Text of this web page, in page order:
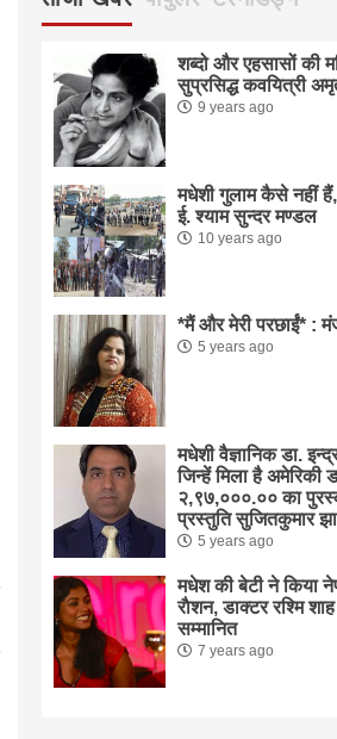
शब्दो और एहसासों की
सुप्रसिद्ध कवयित्री
9 years ago
मधेशी गुलाम कैसे नहीं
ई. श्याम सुन्दर मण्डल
10 years ago
*मैं और मेरी परछाईं* :
5 years ago
मधेशी वैज्ञानिक डा.
जिन्हें मिला है अमेरिकी
२,९७,०००.०० का
प्रस्तुति सुजितकुमार झा
5 years ago
मधेश की बेटी ने किया
राैशन, डाक्टर रश्मि शाह
सम्मानित
7 years ago